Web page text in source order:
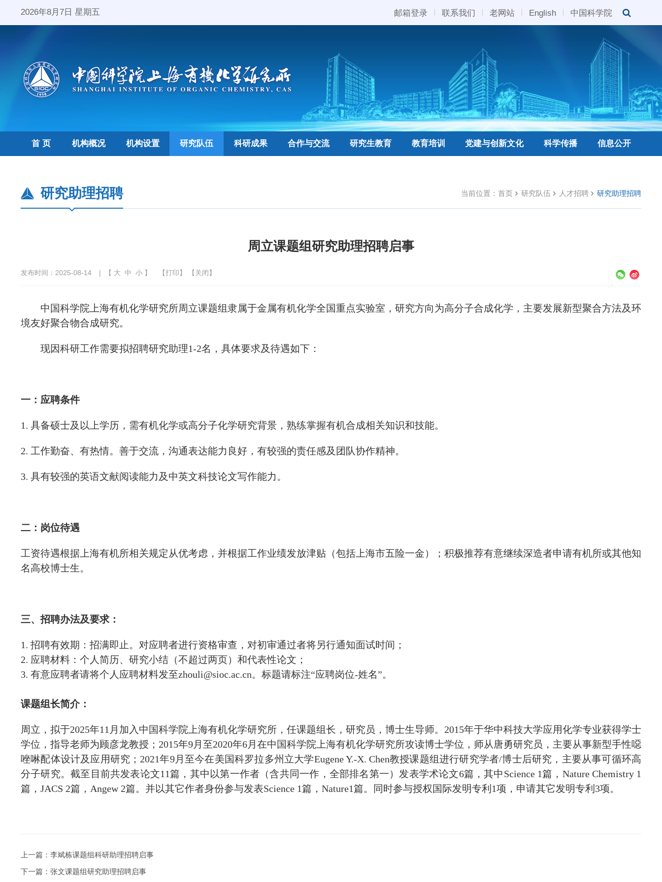
2026年8月7日 星期五 邮箱登录 联系我们 老网站 English 中国科学院
首 页 机构概况 机构设置 研究队伍 科研成果 合作与交流 研究生教育 教育培训 党建与创新文化 科学传播 信息公开
当前位置： 首页 研究队伍 人才招聘 研究助理招聘
研究助理招聘
周立课题组研究助理招聘启事
发布时间：2025-08-14 | 【 大 中 小 】 【打印】 【关闭】
中国科学院上海有机化学研究所周立课题组隶属于金属有机化学全国重点实验室，研究方向为高分子合成化学，主要发展新型聚合方法及环
境友好聚合物合成研究。
现因科研工作需要拟招聘研究助理1-2名，具体要求及待遇如下：
一：应聘条件
1. 具备硕士及以上学历，需有机化学或高分子化学研究背景，熟练掌握有机合成相关知识和技能。
2. 工作勤奋、有热情。善于交流，沟通表达能力良好，有较强的责任感及团队协作精神。
3. 具有较强的英语文献阅读能力及中英文科技论文写作能力。
二：岗位待遇
工资待遇根据上海有机所相关规定从优考虑，并根据工作业绩发放津贴（包括上海市五险一金）；积极推荐有意继续深造者申请有机所或其他知
名高校博士生。
三、招聘办法及要求：
1. 招聘有效期：招满即止。对应聘者进行资格审查，对初审通过者将另行通知面试时间；
2. 应聘材料：个人简历、研究小结（不超过两页）和代表性论文；
3. 有意应聘者请将个人应聘材料发至zhouli@sioc.ac.cn。标题请标注“应聘岗位-姓名”。
课题组长简介：
周立，拟于2025年11月加入中国科学院上海有机化学研究所，任课题组长，研究员，博士生导师。2015年于华中科技大学应用化学专业获得学士
学位，指导老师为顾彦龙教授；2015年9月至2020年6月在中国科学院上海有机化学研究所攻读博士学位，师从唐勇研究员，主要从事新型手性噁
唑啉配体设计及应用研究；2021年9月至今在美国科罗拉多州立大学Eugene Y.-X. Chen教授课题组进行研究学者/博士后研究，主要从事可循环高
分子研究。截至目前共发表论文11篇，其中以第一作者（含共同一作，全部排名第一）发表学术论文6篇，其中Science 1篇，Nature Chemistry 1
篇，JACS 2篇，Angew 2篇。并以其它作者身份参与发表Science 1篇，Nature1篇。同时参与授权国际发明专利1项，申请其它发明专利3项。
上一篇： 李斌栋课题组科研助理招聘启事
下一篇： 张文课题组研究助理招聘启事